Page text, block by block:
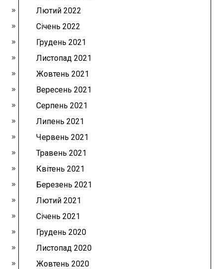
Лютий 2022
Січень 2022
Грудень 2021
Листопад 2021
Жовтень 2021
Вересень 2021
Серпень 2021
Липень 2021
Червень 2021
Травень 2021
Квітень 2021
Березень 2021
Лютий 2021
Січень 2021
Грудень 2020
Листопад 2020
Жовтень 2020